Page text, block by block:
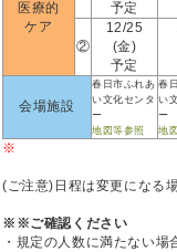
医療的
ケア
予定
②
12/25
(金)
予定
会場施設
春日市ふれあ
い文化センタ
ー
地図等参照
春
い
ー
地
※
(ご注意)日程は変更になる
※※ご確認ください
・規定の人数に満たない場